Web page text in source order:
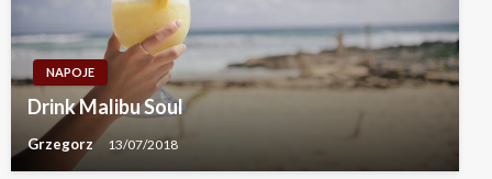
NAPOJE
Drink Malibu Soul
Grzegorz 13/07/2018